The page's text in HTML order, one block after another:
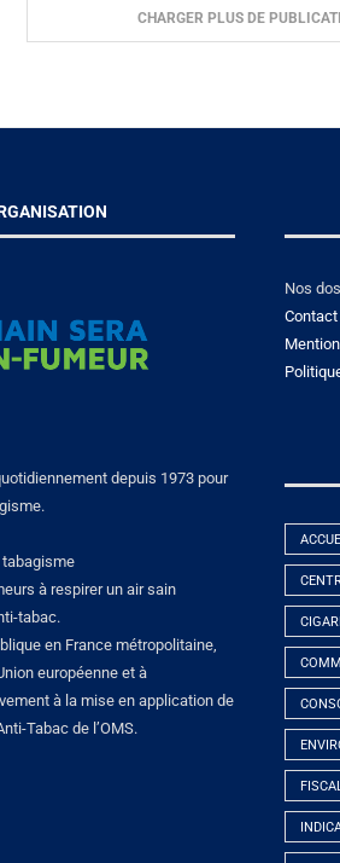
CHARGER PLUS DE
depuis 1973 pour
à respirer un air sain
tabac.
en France métropolitaine,
européenne et à
à la mise en application de
Tabac de l’OMS.
Nos
Contact